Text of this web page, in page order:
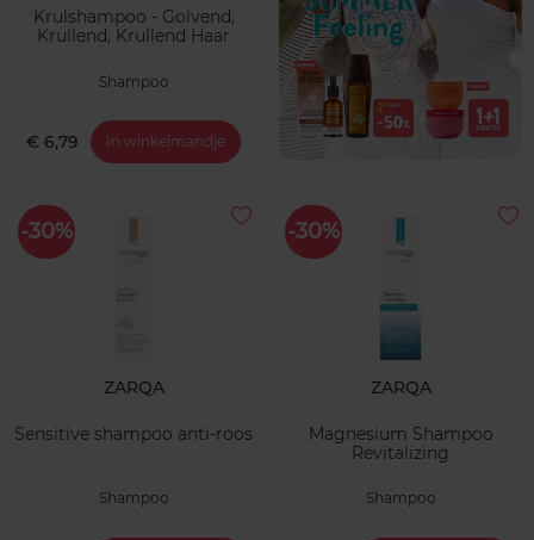
Krulshampoo - Golvend,
Krullend, Krullend Haar
Shampoo
€ 6,79 In winkelmandje
-30%
ZARQA
Sensitive shampoo anti-roos
Shampoo
-30%
ZARQA
Magnesium Shampoo
Revitalizing
Shampoo